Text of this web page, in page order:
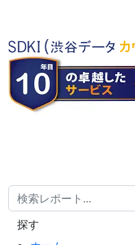
探す